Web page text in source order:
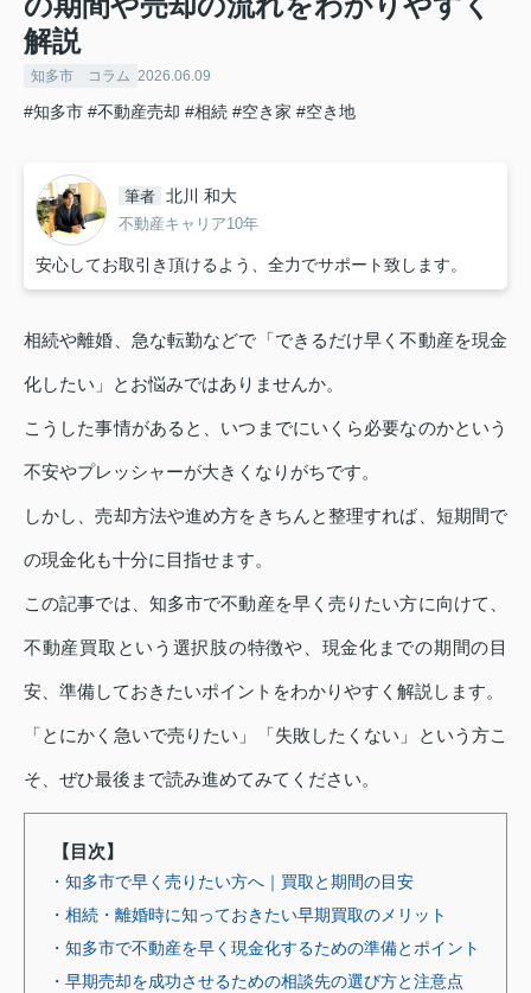
解説
知多市 コラム 2026.06.09
#知多市 #不動産売却 #相続 #空き家 #空き地
筆者 北川 和大
不動産キャリア10年
安心してお取引き頂けるよう、全力でサポート致します。
相続や離婚、急な転勤などで「できるだけ早く不動産を現金
化したい」とお悩みではありませんか。
こうした事情があると、いつまでにいくら必要なのかという
不安やプレッシャーが大きくなりがちです。
しかし、売却方法や進め方をきちんと整理すれば、短期間で
の現金化も十分に目指せます。
この記事では、知多市で不動産を早く売りたい方に向けて、
不動産買取という選択肢の特徴や、現金化までの期間の目
安、準備しておきたいポイントをわかりやすく解説します。
「とにかく急いで売りたい」「失敗したくない」という方こ
そ、ぜひ最後まで読み進めてみてください。
【目次】
・知多市で早く売りたい方へ｜買取と期間の目安
・相続・離婚時に知っておきたい早期買取のメリット
・知多市で不動産を早く現金化するための準備とポイント
・早期売却を成功させるための相談先の選び方と注意点